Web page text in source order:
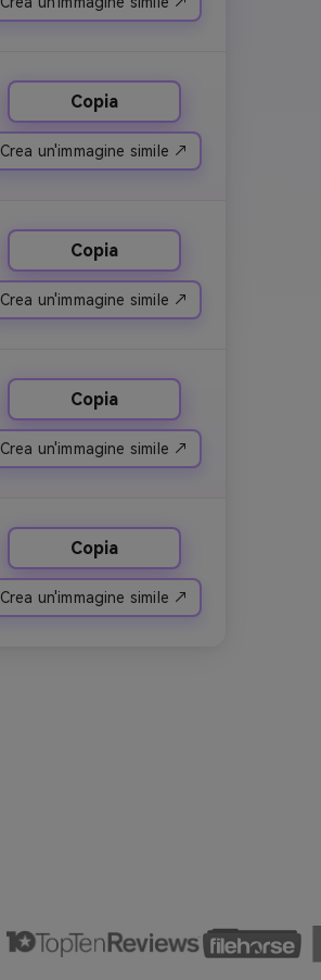
Copia
Crea un'immagine simile ↗
Copia
Crea un'immagine simile ↗
Copia
Crea un'immagine simile ↗
Copia
Crea un'immagine simile ↗